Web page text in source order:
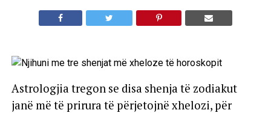
Astrologjia tregon se disa shenja të zodiakut
janë më të prirura të përjetojnë xhelozi, për